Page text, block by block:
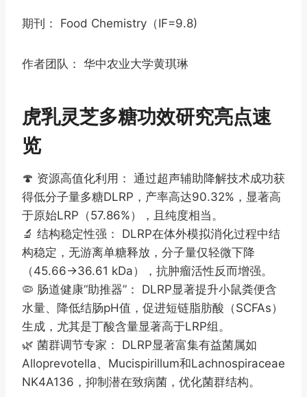
期刊： Food Chemistry（IF=9.8)
作者团队： 华中农业大学黄琪琳
虎乳灵芝多糖功效研究亮点速
览
🍄 资源高值化利用： 通过超声辅助降解技术成功获
得低分子量多糖DLRP，产率高达90.32%，显著高
于原始LRP（57.86%），且纯度相当。
🔬 结构稳定性强： DLRP在体外模拟消化过程中结
构稳定，无游离单糖释放，分子量仅轻微下降
（45.66→36.61 kDa），抗肿瘤活性反而增强。
🦠 肠道健康“助推器”： DLRP显著提升小鼠粪便含
水量、降低结肠pH值，促进短链脂肪酸（SCFAs）
生成，尤其是丁酸含量显著高于LRP组。
🌿 菌群调节专家： DLRP显著富集有益菌属如
Alloprevotella、Mucispirillum和Lachnospiraceae
NK4A136，抑制潜在致病菌，优化菌群结构。